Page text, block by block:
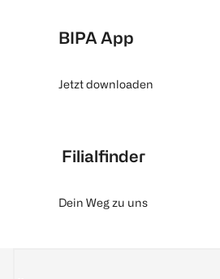
BIPA App
Jetzt downloaden
Filialfinder
Dein Weg zu uns